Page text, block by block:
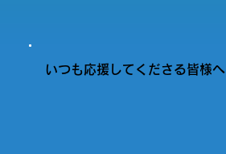
いつも応援してくださる皆様へ